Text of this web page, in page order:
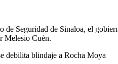
Seguridad de Sinaloa, el
Melesio Cuén.